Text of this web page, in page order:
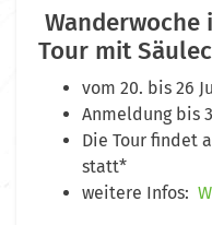
Tour mit
vom 20. bis 26
Anmeldung bis
Die Tour findet
statt*
weitere Infos: